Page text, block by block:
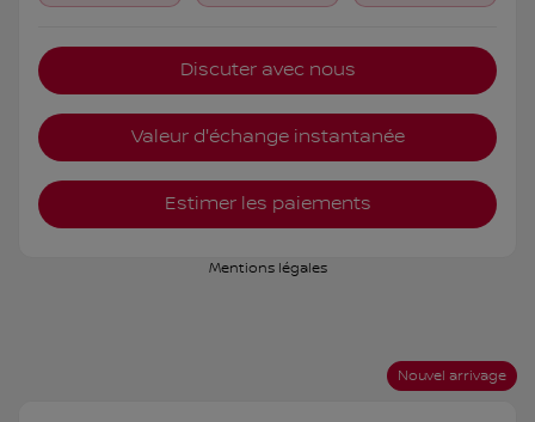
Discuter avec nous
Valeur d'échange instantanée
Estimer les paiements
Mentions légales
Nouvel arrivage